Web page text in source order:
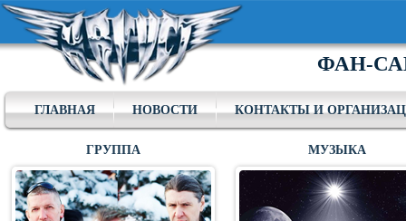
ФАН-
ГЛАВНАЯ НОВОСТИ КОНТАКТЫ И
ГРУППА МУЗЫКА